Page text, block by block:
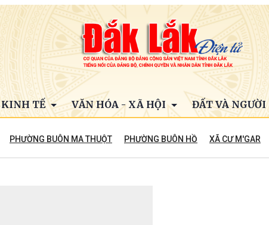
KINH TẾ VĂN HÓA - XÃ HỘI ĐẤT VÀ NGƯỜI
PHƯỜNG BUÔN MA THUỘT PHƯỜNG BUÔN HỒ XÃ CƯ M'GAR